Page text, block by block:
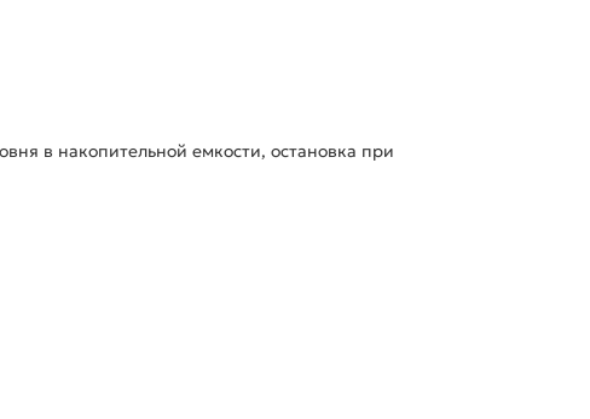
в накопительной емкости, остановка при